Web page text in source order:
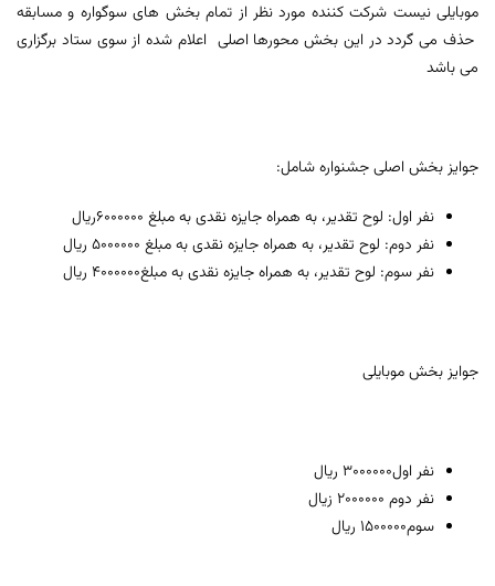
موبایلی نیست شرکت کننده مورد نظر از تمام بخش های سوگواره و مسابقه
حذف می گردد در این بخش محورها اصلی اعلام شده از سوی ستاد برگزاری
می باشد
جوایز بخش اصلی جشنواره شامل:
نفر اول: لوح تقدیر، به همراه جایزه نقدی به مبلغ 6000000ریال
نفر دوم: لوح تقدیر، به همراه جایزه نقدی به مبلغ 5000000 ریال
نفر سوم: لوح تقدیر، به همراه جایزه نقدی به مبلغ4000000 ریال
جوایز بخش موبایلی
نفر اول3000000 ریال
نفر دوم 2000000 زیال
سوم1500000 ریال